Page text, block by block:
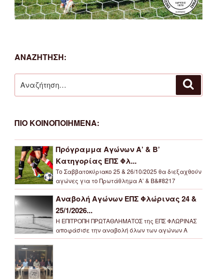
ΑΝΑΖΗΤΗΣΗ:
για:
ΠΙΟ ΚΟΙΝΟΠΟΙΗΜΕΝΑ:
Πρόγραμμα Αγώνων Α’ & Β’
Κατηγορίας ΕΠΣ Φλ...
Το Σαββατοκύριακο 25 & 26/10/2025 θα διεξαχθούν
αγώνες για το Πρωτάθλημα Α’ & Β&#8217
Αναβολή Αγώνων ΕΠΣ Φλώρινας 24 &
25/1/2026...
Η ΕΠΙΤΡΟΠΗ ΠΡΩΤΑΘΛΗΜΑΤΟΣ της ΕΠΣ ΦΛΩΡΙΝΑΣ
αποφάσισε την αναβολή όλων των αγώνων Α